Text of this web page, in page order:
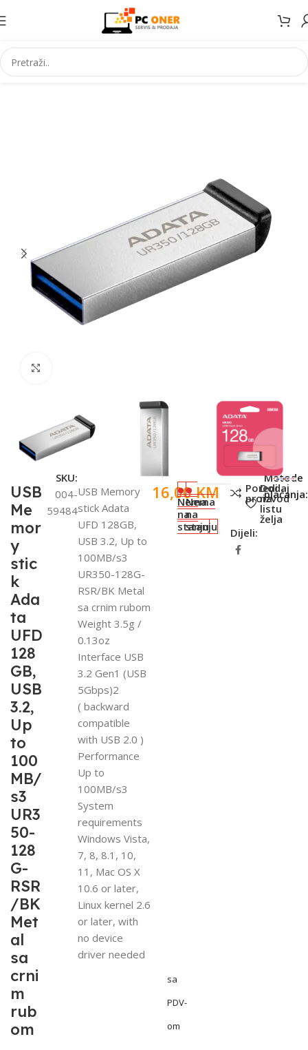
Početna Informatika USB stick. i mem. kartice USB stickovi
USB
Me
mor
y
stic
k
Ada
ta
UFD
128
GB,
USB
3.2,
Up
to
100
MB/
s3
UR3
50-
128
G-
RSR
/BK
Met
al
sa
crni
m
rub
om
SKU:
004-
59484
USB Memory
stick Adata
UFD 128GB,
USB 3.2, Up to
100MB/s3
UR350-128G-
RSR/BK Metal
sa crnim rubom
Weight 3.5g /
0.13oz
Interface USB
3.2 Gen1 (USB
5Gbps)2
( backward
compatible
with USB 2.0 )
Performance
Up to
100MB/s3
System
requirements
Windows Vista,
7, 8, 8.1, 10,
11, Mac OS X
10.6 or later,
Linux kernel 2.6
or later, with
no device
driver needed
16,00KM
sa
PDV-
om
Nema
na
stanju
Nema
na
stanju
Poredi
proizvod
Dodaj
na
listu
želja
Dijeli:
Metode
plaćanja: